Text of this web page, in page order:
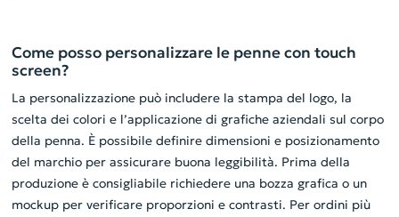
Come posso personalizzare le penne con touch
screen?
La personalizzazione può includere la stampa del logo, la
scelta dei colori e l’applicazione di grafiche aziendali sul corpo
della penna. È possibile definire dimensioni e posizionamento
del marchio per assicurare buona leggibilità. Prima della
produzione è consigliabile richiedere una bozza grafica o un
mockup per verificare proporzioni e contrasti. Per ordini più